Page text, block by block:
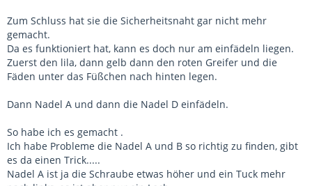
Zum Schluss hat sie die Sicherheitsnaht gar nicht mehr
gemacht.
Da es funktioniert hat, kann es doch nur am einfädeln liegen.
Zuerst den lila, dann gelb dann den roten Greifer und die
Fäden unter das Füßchen nach hinten legen.
Dann Nadel A und dann die Nadel D einfädeln.
So habe ich es gemacht .
Ich habe Probleme die Nadel A und B so richtig zu finden, gibt
es da einen Trick.....
Nadel A ist ja die Schraube etwas höher und ein Tuck mehr